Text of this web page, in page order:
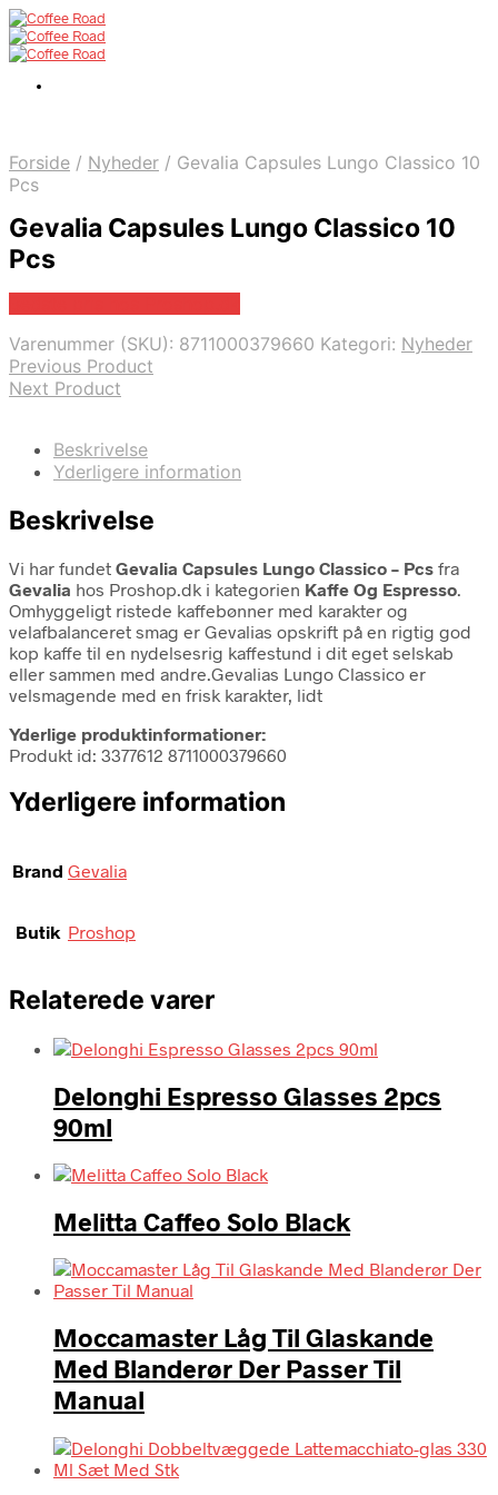
Forside / Nyheder / Gevalia Capsules Lungo Classico 10
Pcs
Gevalia Capsules Lungo Classico 10
Pcs
Varenummer (SKU): 8711000379660 Kategori: Nyheder
Previous Product
Next Product
Beskrivelse
Yderligere information
Beskrivelse
Vi har fundet Gevalia Capsules Lungo Classico – Pcs fra
Gevalia hos Proshop.dk i kategorien Kaffe Og Espresso.
Omhyggeligt ristede kaffebønner med karakter og
velafbalanceret smag er Gevalias opskrift på en rigtig god
kop kaffe til en nydelsesrig kaffestund i dit eget selskab
eller sammen med andre.Gevalias Lungo Classico er
velsmagende med en frisk karakter, lidt
Yderlige produktinformationer:
Produkt id: 3377612 8711000379660
Yderligere information
Brand Gevalia
Butik Proshop
Relaterede varer
Delonghi Espresso Glasses 2pcs
90ml
Melitta Caffeo Solo Black
Moccamaster Låg Til Glaskande
Med Blanderør Der Passer Til
Manual